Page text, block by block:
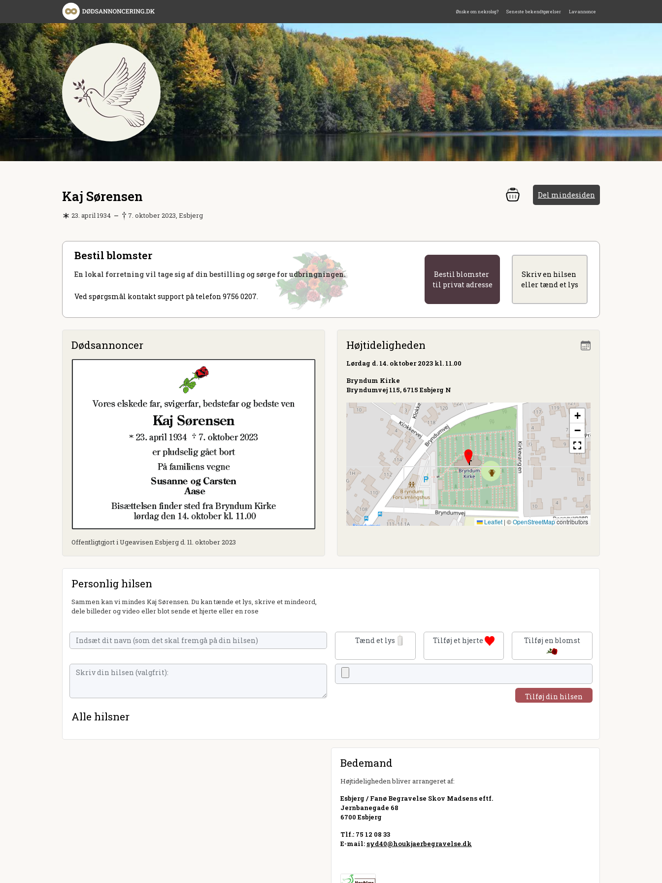
Ønske om nekrolog? Seneste bekendtgørelser Lav annonce
Kaj Sørensen Del mindesiden
23. april 1934 7. oktober 2023, Esbjerg
Bestil blomster
En lokal forretning vil tage sig af din bestilling og sørge for udbringningen.
Ved spørgsmål kontakt support på telefon 9756 0207.
Bestil blomster
til privat adresse
Skriv en hilsen
eller tænd et lys
Dødsannoncer
Offentligtgjort i Ugeavisen Esbjerg d. 11. oktober 2023
Højtideligheden
Lørdag d. 14. oktober 2023 kl. 11.00
Bryndum Kirke
Bryndumvej 115, 6715 Esbjerg N
+
−
Leaflet | ©OpenStreetMapcontributors
Personlig hilsen
Sammen kan vi mindes Kaj Sørensen. Du kan tænde et lys, skrive et mindeord,
dele billeder og video eller blot sende et hjerte eller en rose
Tænd et lys Tilføj et hjerte Tilføj en blomst
Tilføj din hilsen
Alle hilsner
Bedemand
Højtideligheden bliver arrangeret af:
Esbjerg / Fanø Begravelse Skov Madsens eftf.
Jernbanegade 68
6700 Esbjerg
Tlf.: 75 12 08 33
E-mail: syd40@houkjaerbegravelse.dk